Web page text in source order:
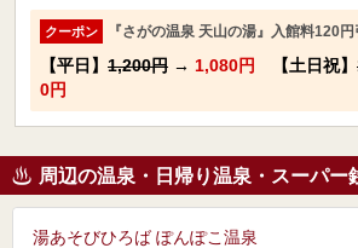
クーポン 『さがの温泉 天山の湯』入館料120円
【平日】 1,200円 → 1,080円 【土日祝】
0円
周辺の温泉・日帰り温泉・スーパー
湯あそびひろば ぽんぽこ温泉